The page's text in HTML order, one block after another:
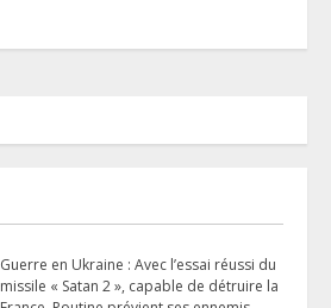
Guerre en Ukraine : Avec l’essai réussi du
missile « Satan 2 », capable de détruire la